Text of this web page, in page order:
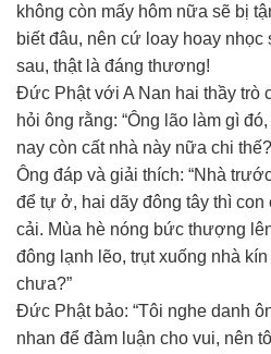
không còn mấy hôm nữa sẽ bị
biết đâu, nên cứ loay hoay
sau, thật là đáng thương!
Đức Phật với A Nan hai thầy trò
hỏi ông rằng: “Ông lão làm gì
nay còn cất nhà này nữa chi
Ông đáp và giải thích: “Nhà
để tự ở, hai dãy đông tây thì
cải. Mùa hè nóng bức thượng
đông lạnh lẽo, trụt xuống nhà
chưa?”
Đức Phật bảo: “Tôi nghe danh
nhan để đàm luận cho vui, nên